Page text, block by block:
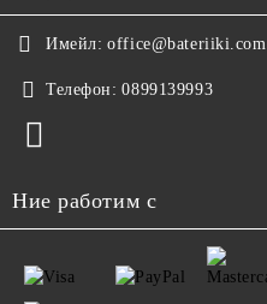
Имейл: office@bateriiki.com
Телефон: 0899139993
Ние работим с